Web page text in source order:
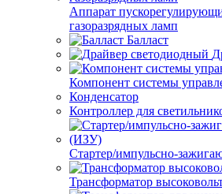
Аппарат
газоразрядных ламп
Балласт
Компонент системы
Конденсатор
Контроллер для
Стартер/импульсно-
Трансформатор